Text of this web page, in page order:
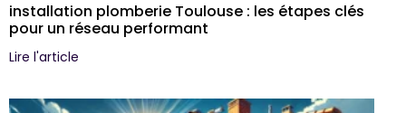
installation plomberie Toulouse : les étapes clés
pour un réseau performant
Lire l'article